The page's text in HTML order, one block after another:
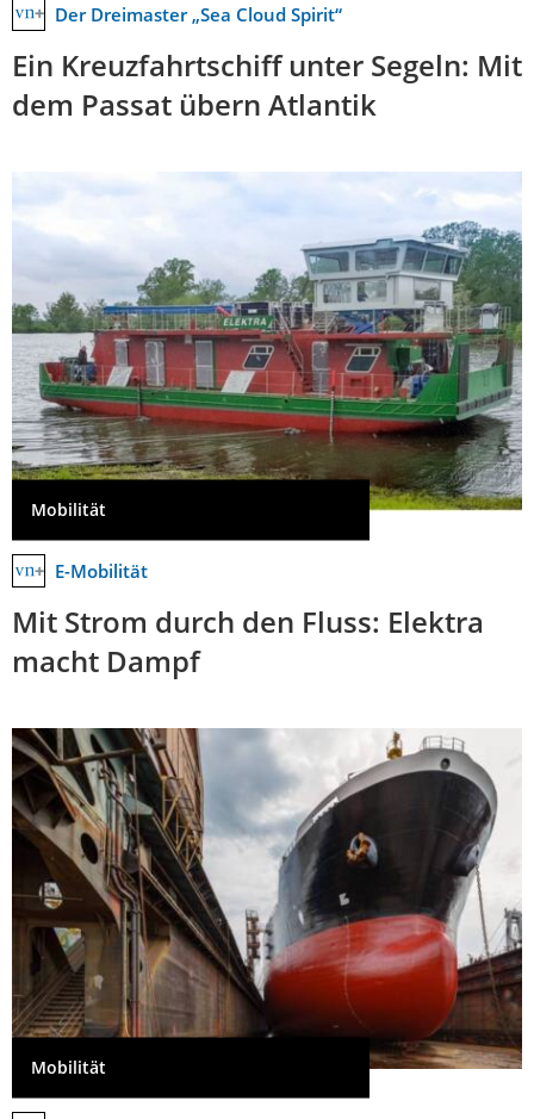
Der Dreimaster „Sea Cloud Spirit“
Ein Kreuzfahrtschiff unter Segeln: Mit
dem Passat übern Atlantik
Mobilität
E-Mobilität
Mit Strom durch den Fluss: Elektra
macht Dampf
Mobilität